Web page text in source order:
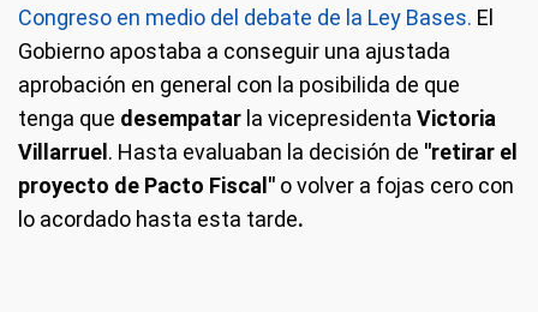
Congreso en medio del debate de la Ley Bases. El
Gobierno apostaba a conseguir una ajustada
aprobación en general con la posibilida de que
tenga que desempatar la vicepresidenta Victoria
Villarruel . Hasta evaluaban la decisión de "retirar el
proyecto de Pacto Fiscal" o volver a fojas cero con
lo acordado hasta esta tarde.